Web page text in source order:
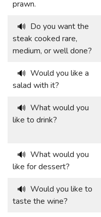
prawn.
🔊 Do you want the
steak cooked rare,
medium, or well done?
🔊 Would you like a
salad with it?
🔊 What would you
like to drink?
🔊 What would you
like for dessert?
🔊 Would you like to
taste the wine?